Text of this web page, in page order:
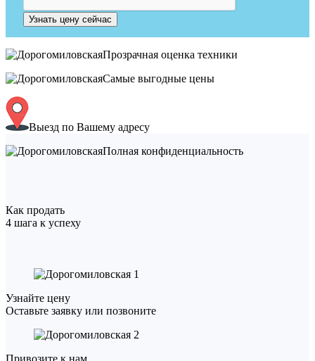
Узнать цену сейчас
Прозрачная оценка техники
Самые выгодные цены
Выезд по Вашему адресу
Полная конфиденциальность
Как продать
4 шага к успеху
1
Узнайте цену
Оставьте заявку или позвоните
2
Привозите к нам